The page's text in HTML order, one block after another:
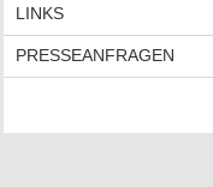
LINKS
PRESSEANFRAGEN